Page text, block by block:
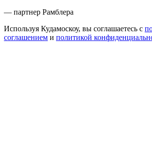
— партнер Рамблера
Используя Кудамоскоу, вы соглашаетесь с
соглашением и политикой